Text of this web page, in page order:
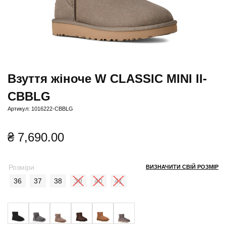
Взуття жіноче W CLASSIC MINI II-
CBBLG
Артикул: 1016222-CBBLG
₴7,690.00
ВИЗНАЧИТИ СВІЙ РОЗМІР
Розміри
36
37 38 39 40 41